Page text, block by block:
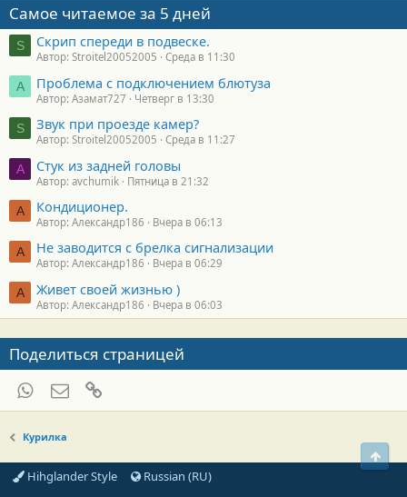
Самое читаемое за 5 дней
S Скрип спереди в подвеске.
Автор: Stroitel20052005 Среда в 11:30
А Проблема с подключением блютуза
Автор: Азамат727 Четверг в 13:30
S Звук при проезде камер?
Автор: Stroitel20052005 Среда в 11:27
A Стук из задней головы
Автор: avchumik Пятница в 21:32
А Кондиционер.
Автор: Александр186 Вчера в 06:13
А Не заводится с брелка сигнализации
Автор: Александр186 Вчера в 06:29
А Живет своей жизнью )
Автор: Александр186 Вчера в 06:03
Поделиться страницей
WhatsAppЭлектронная почта
Курилка
Hihglander Style
Russian (RU)